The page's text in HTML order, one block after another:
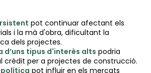
pot continuar afectant els
i la mà d'obra, dificultant la
dels projectes.
d’uns tipus d'interès alts podria
crèdit per a projectes de construcció.
pot influir en els mercats